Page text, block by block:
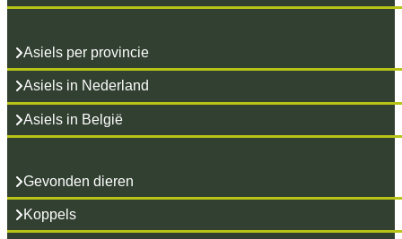
Asiels per provincie
Asiels in Nederland
Asiels in België
Gevonden dieren
Koppels